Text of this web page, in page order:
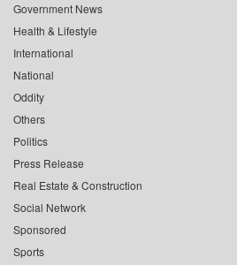
Government News
Health & Lifestyle
International
National
Oddity
Others
Politics
Press Release
Real Estate & Construction
Social Network
Sponsored
Sports